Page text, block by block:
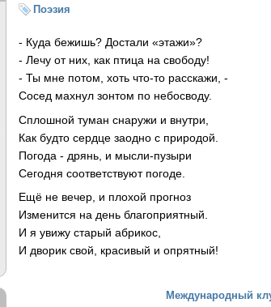
Поэзия
- Куда бежишь? Достали «этажи»?
- Лечу от них, как птица на свободу!
- Ты мне потом, хоть что-то расскажи, -
Сосед махнул зонтом по небосводу.
Сплошной туман снаружи и внутри,
Как будто сердце заодно с природой.
Погода - дрянь, и мысли-пузыри
Сегодня соответствуют погоде.
Ещё не вечер, и плохой прогноз
Изменится на день благоприятный.
И я увижу старый абрикос,
И дворик свой, красивый и опрятный!
Международный